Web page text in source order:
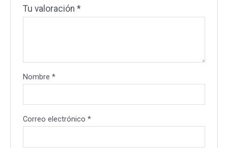
Tu valoración*
Nombre*
Correo electrónico*